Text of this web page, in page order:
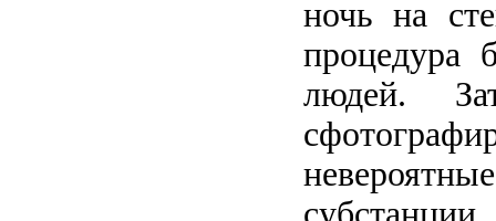
ночь на
процедура
людей.